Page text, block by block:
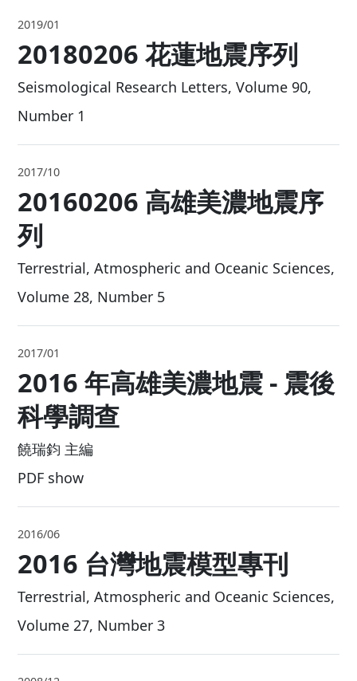
20180206 花蓮地震序列
Terrestrial, Atmospheric and Oceanic
Volume 30, Number 3
2019/01
20180206 花蓮地震序列
Seismological Research Letters, Volume 90,
Number 1
2017/10
20160206 高雄美濃地震
列
Terrestrial, Atmospheric and Oceanic
Volume 28, Number 5
2017/01
2016 年高雄美濃地震 - 震
科學調查
饒瑞鈞 主編